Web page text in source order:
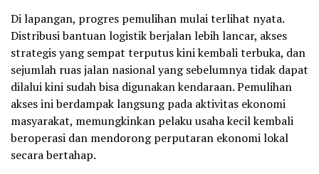
Di lapangan, progres pemulihan mulai terlihat nyata.
Distribusi bantuan logistik berjalan lebih lancar, akses
strategis yang sempat terputus kini kembali terbuka, dan
sejumlah ruas jalan nasional yang sebelumnya tidak dapat
dilalui kini sudah bisa digunakan kendaraan. Pemulihan
akses ini berdampak langsung pada aktivitas ekonomi
masyarakat, memungkinkan pelaku usaha kecil kembali
beroperasi dan mendorong perputaran ekonomi lokal
secara bertahap.